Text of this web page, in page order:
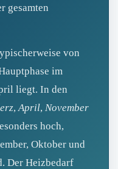
gesamten
von
im
liegt. In den
, April, November
hoch,
Oktober und
Der Heizbedarf